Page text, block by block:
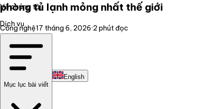
Về chúng tôi
Dịch vụ
Liên hệ
English
phòng tủ lạnh mỏng nhất thế giới
Công nghệ17 tháng 6, 2026·2 phút đọc
Mục lục bài viết